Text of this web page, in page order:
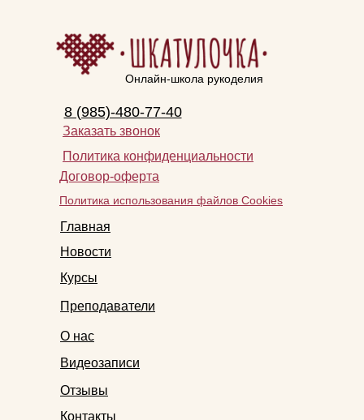
Онлайн-школа рукоделия
8 (985)-480-77-40
Заказать звонок
Главная
Новости
Курсы
Преподаватели
Видеозаписи
Отзывы
Контакты
Политика конфиденциальности
О нас
Договор-оферта
Политика использования файлов Cookies